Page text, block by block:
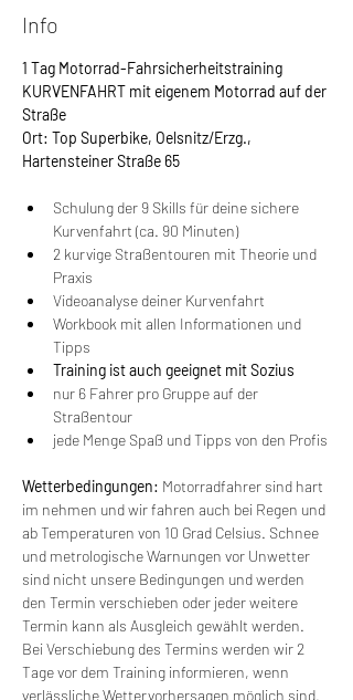
Info
1 Tag Motorrad-Fahrsicherheitstraining
KURVENFAHRT mit eigenem Motorrad auf der
Straße
Ort: Top Superbike, Oelsnitz/Erzg.,
Hartensteiner Straße 65
Schulung der 9 Skills für deine sichere
Kurvenfahrt (ca. 90 Minuten)
2 kurvige Straßentouren mit Theorie und
Praxis
Videoanalyse deiner Kurvenfahrt
Workbook mit allen Informationen und
Tipps
Training ist auch geeignet mit Sozius
nur 6 Fahrer pro Gruppe auf der
Straßentour
jede Menge Spaß und Tipps von den Profis
Wetterbedingungen: Motorradfahrer sind hart
im nehmen und wir fahren auch bei Regen und
ab Temperaturen von 10 Grad Celsius. Schnee
und metrologische Warnungen vor Unwetter
sind nicht unsere Bedingungen und werden
den Termin verschieben oder jeder weitere
Termin kann als Ausgleich gewählt werden.
Bei Verschiebung des Termins werden wir 2
Tage vor dem Training informieren, wenn
verlässliche Wettervorhersagen möglich sind.